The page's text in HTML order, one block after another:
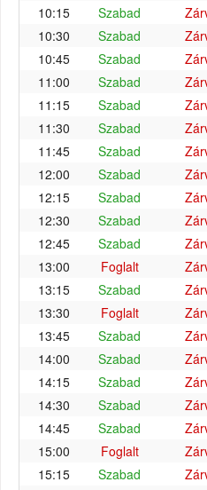
10:15
Szabad
10:30
Szabad
10:45
Szabad
11:00
Szabad
11:15
Szabad
11:30
Szabad
11:45
Szabad
12:00
Szabad
12:15
Szabad
12:30
Szabad
12:45
Szabad
13:00
Foglalt
13:15
Szabad
13:30
Foglalt
13:45
Szabad
14:00
Szabad
14:15
Szabad
14:30
Szabad
14:45
Szabad
15:00
Foglalt
15:15
Szabad